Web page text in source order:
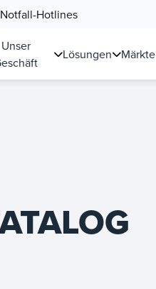
Notfall-Hotlines
Unser
Lösungen Märkte